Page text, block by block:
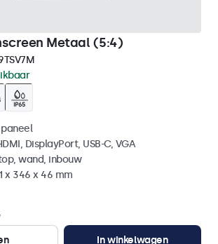
Metaal (5:4)
DisplayPort, USB-C, VGA
wand, inbouw
x 346 x 46 mm
In winkelwagen